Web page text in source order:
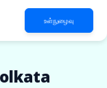
உள்நுழைவு